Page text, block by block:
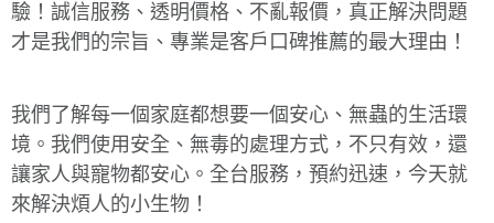
驗！誠信服務、透明價格、不亂報價，真正解決問題
才是我們的宗旨、專業是客戶口碑推薦的最大理由！
我們了解每一個家庭都想要一個安心、無蟲的生活環
境。我們使用安全、無毒的處理方式，不只有效，還
讓家人與寵物都安心。全台服務，預約迅速，今天就
來解決煩人的小生物！